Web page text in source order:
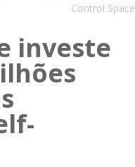
Control Space
investe